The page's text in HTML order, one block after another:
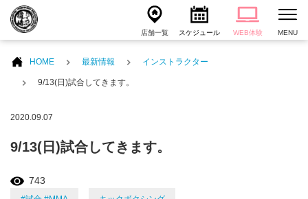
店舗一覧 スケジュール WEB体験 MENU
HOME 最新情報 インストラクター
9/13(日)試合してきます。
2020.09.07
9/13(日)試合してきます。
743